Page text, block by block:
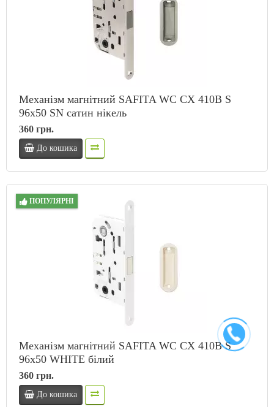
Механізм магнітний SAFITA WC CX 410B S
96x50 SN сатин нікель
360 грн.
До кошика
ПОПУЛЯРНІ
Механізм магнітний SAFITA WC CX 410B S
96x50 WHITE білий
360 грн.
До кошика